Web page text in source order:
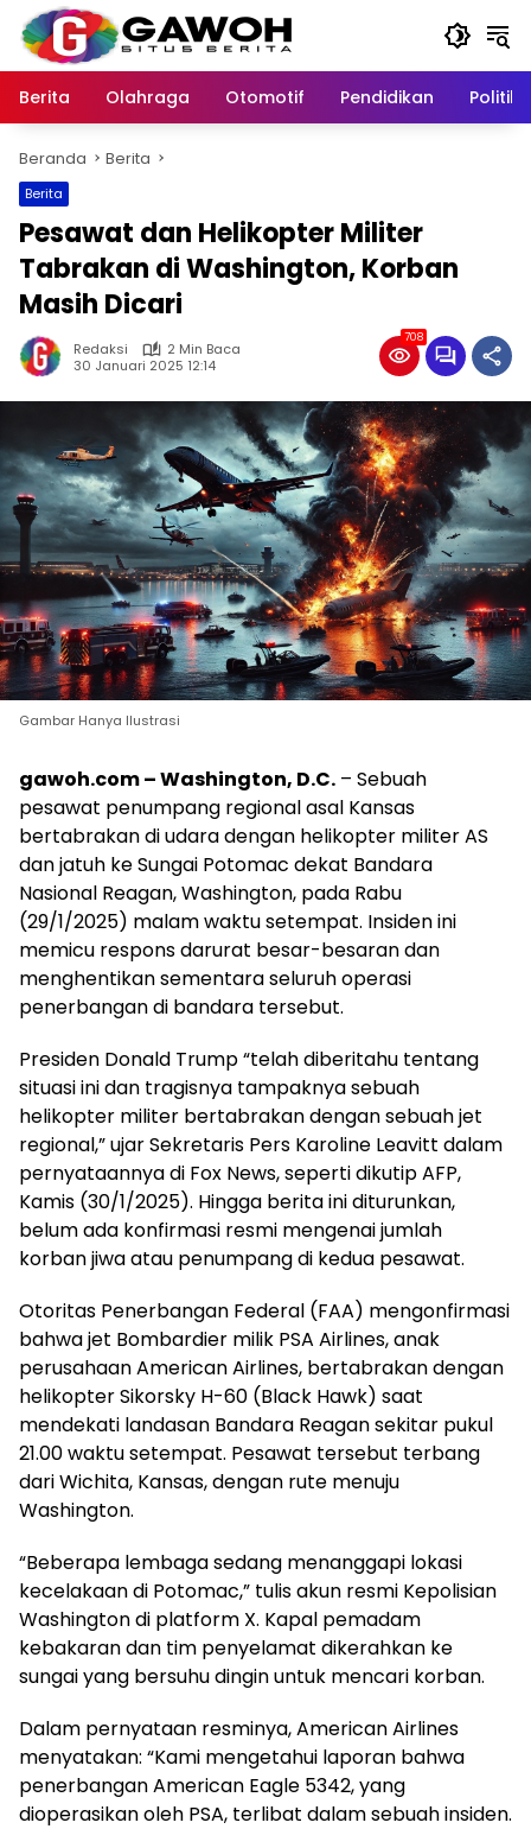
Langsung
konten
Berita
Olahraga Otomotif Pendidikan Politik
Beranda Berita
Berita
Pesawat dan Helikopter Militer
Tabrakan di Washington, Korban
Masih Dicari
Redaksi
2 Min Baca
30 Januari 2025 12:14
708
Gambar Hanya Ilustrasi
gawoh.com – Washington, D.C. – Sebuah
pesawat penumpang regional asal Kansas
bertabrakan di udara dengan helikopter militer AS
dan jatuh ke Sungai Potomac dekat Bandara
Nasional Reagan, Washington, pada Rabu
(29/1/2025) malam waktu setempat. Insiden ini
memicu respons darurat besar-besaran dan
menghentikan sementara seluruh operasi
penerbangan di bandara tersebut.
Presiden Donald Trump “telah diberitahu tentang
situasi ini dan tragisnya tampaknya sebuah
helikopter militer bertabrakan dengan sebuah jet
regional,” ujar Sekretaris Pers Karoline Leavitt dalam
pernyataannya di Fox News, seperti dikutip AFP,
Kamis (30/1/2025). Hingga berita ini diturunkan,
belum ada konfirmasi resmi mengenai jumlah
korban jiwa atau penumpang di kedua pesawat.
Otoritas Penerbangan Federal (FAA) mengonfirmasi
bahwa jet Bombardier milik PSA Airlines, anak
perusahaan American Airlines, bertabrakan dengan
helikopter Sikorsky H-60 (Black Hawk) saat
mendekati landasan Bandara Reagan sekitar pukul
21.00 waktu setempat. Pesawat tersebut terbang
dari Wichita, Kansas, dengan rute menuju
Washington.
“Beberapa lembaga sedang menanggapi lokasi
kecelakaan di Potomac,” tulis akun resmi Kepolisian
Washington di platform X. Kapal pemadam
kebakaran dan tim penyelamat dikerahkan ke
sungai yang bersuhu dingin untuk mencari korban.
Dalam pernyataan resminya, American Airlines
menyatakan: “Kami mengetahui laporan bahwa
penerbangan American Eagle 5342, yang
dioperasikan oleh PSA, terlibat dalam sebuah insiden.